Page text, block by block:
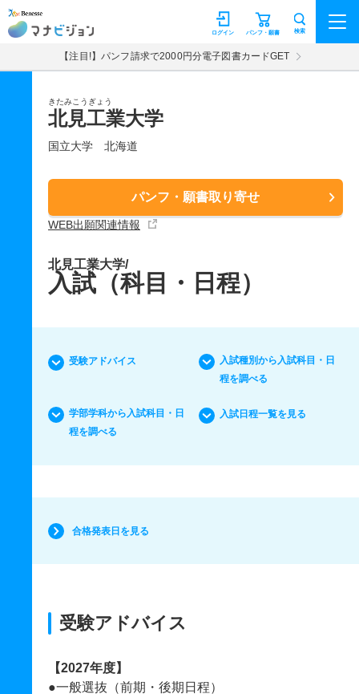
マナビジョン パンフ・願書
ログイン 検索
【注目!】パンフ請求で2000円分電子図書カードGET
きたみこうぎょう
北見工業大学
国立大学 北海道
パンフ・願書取り寄せ
WEB出願関連情報
北見工業大学/
入試（科目・日程）
受験アドバイス
入試種別から入試科目・日
程を調べる
学部学科から入試科目・日
程を調べる
入試日程一覧を見る
合格発表日を見る
受験アドバイス
【2027年度】
●一般選抜（前期・後期日程）